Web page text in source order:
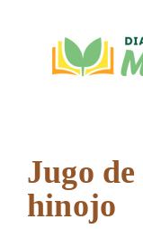
contenido
Jugo
hinojo